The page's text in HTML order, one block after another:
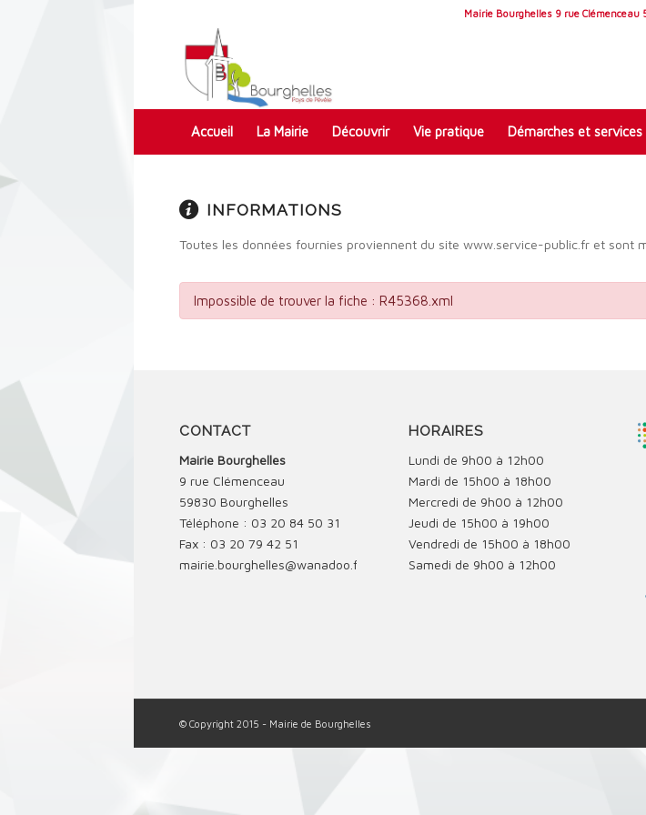
Mairie Bourghelles 9 rue
Accueil La Mairie Découvrir Vie pratique Démarches et services
INFORMATIONS
Toutes les données fournies proviennent du site www.service-public.fr et sont
Impossible de trouver la fiche : R45368.xml
CONTACT
Mairie Bourghelles
9 rue Clémenceau
59830 Bourghelles
Téléphone : 03 20 84 50 31
Fax : 03 20 79 42 51
mairie.bourghelles@wanadoo.fr
HORAIRES
Lundi de 9h00 à 12h00
Mardi de 15h00 à 18h00
Mercredi de 9h00 à 12h00
Jeudi de 15h00 à 19h00
Vendredi de 15h00 à 18h00
Samedi de 9h00 à 12h00
© Copyright 2015 - Mairie de Bourghelles